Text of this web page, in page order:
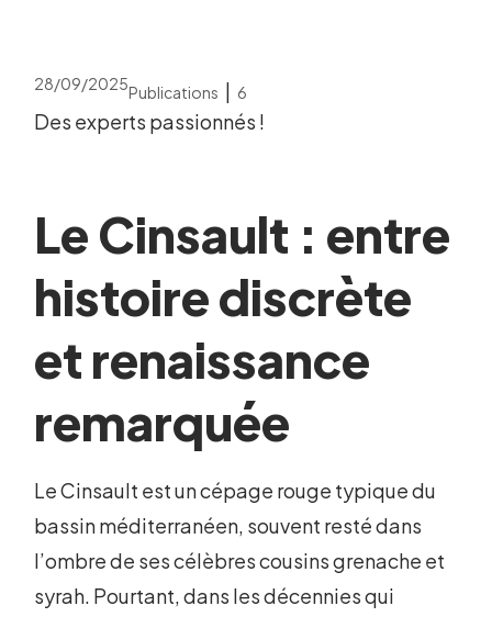
28/09/2025Publications | 6
Des experts passionnés !
Le Cinsault : entre
histoire discrète
et renaissance
remarquée
Le Cinsault est un cépage rouge typique du
bassin méditerranéen, souvent resté dans
l’ombre de ses célèbres cousins grenache et
syrah. Pourtant, dans les décennies qui